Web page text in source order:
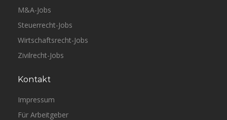
M&A-Jobs
Steuerrecht-Jobs
Wirtschaftsrecht-Jobs
Zivilrecht-Jobs
Kontakt
Impressum
Für Arbeitgeber